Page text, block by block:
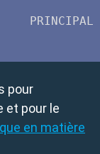
PRINCIPAL
pour
et pour le
en matière